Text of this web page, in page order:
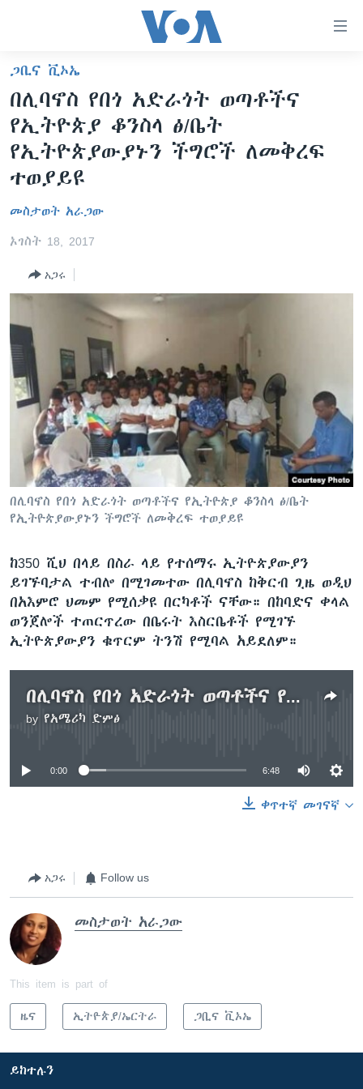
ማገናኛዎች
ዋናው
ይዘት
እለፍ
ዋናው
ይዘት
ወደ
ይዘት
እለፍ
ኢትዮጵያ
አፍሪካ
ዓለምአቀፍ
ኑሮ በጤንነት
ጋቢና ቪኦኤ
ከምሽቱ ሦስት ሰዓት የአማርኛ ዜና
Learning English
ይከተሉን
ቋንቋዎች
ጋቢና ቪኦኤ
በሊባኖስ የበጎ አድራጎት ወጣቶችና
የኢትዮጵያ ቆንስላ ፅ/ቤት
የኢትዮጵያውያኑን ችግሮች ለመቅረፍ
ተወያይዩ
መስታወት አራጋው
ኦገስት 18, 2017
አጋሩ
በሊባኖስ የበጎ አድራጎት ወጣቶችና የኢትዮጵያ ቆንስላ ፅ/ቤት
የኢትዮጵያውያኑን ችግሮች ለመቅረፍ ተወያይዩ
ከ350 ሺህ በላይ በስራ ላይ የተሰማሩ ኢትዮጵያውያን
ይገኙባታል ተብሎ በሚገመተው በሊባኖስ ከቅርብ ጊዜ ወዲህ
በአእምሮ ህመም የሚሰቃዩ በርካቶች ናቸው። በከባድና ቀላል
ወንጀሎች ተጠርጥረው በቤሩት እስርቤቶች የሚገኙ
ኢትዮጵያውያን ቁጥርም ትንሽ የሚባል አይደለም።
በሊባኖስ የበጎ አድራጎት ወጣቶችና የኢትዮጵያ ቆንስላ ፅ/ቤት የኢትዮጵያውያኑን ችግሮች ለመቅረፍ ተወያይዩ
by የአሜሪካ ድምፅ
No media source currently available
0:00 6:48
ቀጥተኛ መገናኛ
አጋሩ Follow us
መስታወት አራጋው
This item is part of
ዜና ኢትዮጵያ/ኤርትራ ጋቢና ቪኦኤ
ይከተሉን